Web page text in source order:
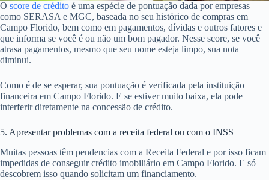
O score de crédito é uma espécie de pontuação dada por empresas
como SERASA e MGC, baseada no seu histórico de compras em
Campo Florido, bem como em pagamentos, dívidas e outros fatores e
que informa se você é ou não um bom pagador. Nesse score, se você
atrasa pagamentos, mesmo que seu nome esteja limpo, sua nota
diminui.
Como é de se esperar, sua pontuação é verificada pela instituição
financeira em Campo Florido. E se estiver muito baixa, ela pode
interferir diretamente na concessão de crédito.
5. Apresentar problemas com a receita federal ou com o INSS
Muitas pessoas têm pendencias com a Receita Federal e por isso ficam
impedidas de conseguir crédito imobiliário em Campo Florido. E só
descobrem isso quando solicitam um financiamento.